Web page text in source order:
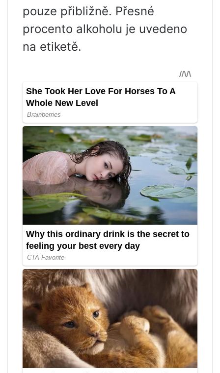
pouze přibližně. Přesné
procento alkoholu je uvedeno
na etiketě.